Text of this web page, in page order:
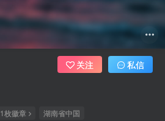
1枚徽章 湖南省中国
关注 私信